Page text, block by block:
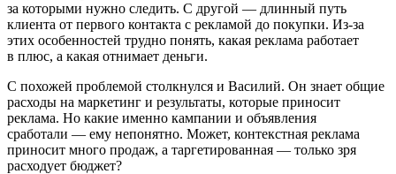
за которыми нужно следить. С другой — длинный путь
клиента от первого контакта с рекламой до покупки. Из-за
этих особенностей трудно понять, какая реклама работает
в плюс, а какая отнимает деньги.
С похожей проблемой столкнулся и Василий. Он знает общие
расходы на маркетинг и результаты, которые приносит
реклама. Но какие именно кампании и объявления
сработали — ему непонятно. Может, контекстная реклама
приносит много продаж, а таргетированная — только зря
расходует бюджет?